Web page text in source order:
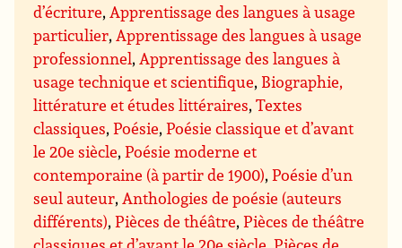
d’écriture,Apprentissage des langues à usage
particulier,Apprentissage des langues à usage
professionnel,Apprentissage des langues à
usage technique et scientifique, Biographie,
littérature et études littéraires,Textes
classiques,Poésie,Poésie classique et d’avant
le 20e siècle,Poésie moderne et
contemporaine (à partir de 1900),Poésie d’un
seul auteur,Anthologies de poésie (auteurs
différents),Pièces de théâtre,Pièces de théâtre